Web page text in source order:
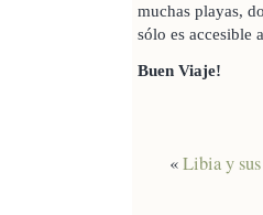
muchas playas,
sólo es accesible
Buen Viaje!
«Libia y